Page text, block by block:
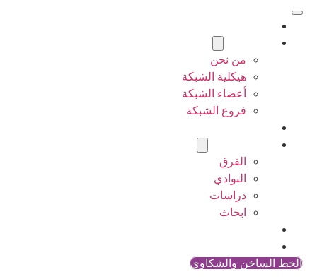
من نحن
هيكلية الشبكة
أعضاء الشبكة
فروع الشبكة
الفرق
النوادي
دراسات
ابحاث
الخط الساخن والشكاوي